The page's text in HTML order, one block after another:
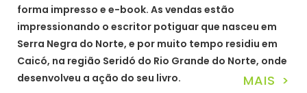
forma impresso e e-book. As vendas estão
impressionando o escritor potiguar que nasceu em
Serra Negra do Norte, e por muito tempo residiu em
Caicó, na região Seridó do Rio Grande do Norte, onde
desenvolveu a ação do seu livro.
MAIS >